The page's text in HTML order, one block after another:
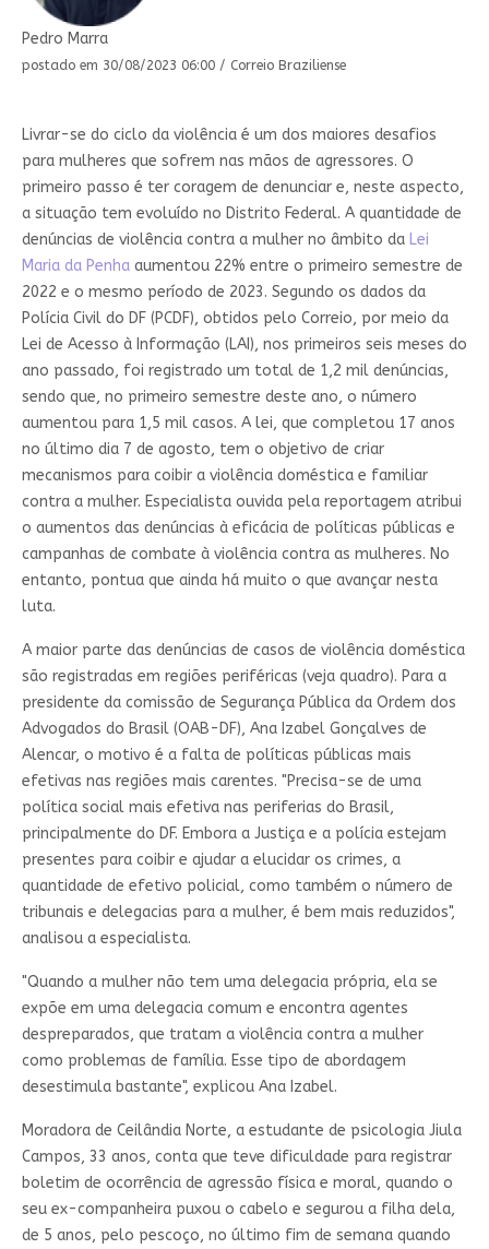
Pedro Marra
postado em 30/08/2023 06:00 / Correio Braziliense
Livrar-se do ciclo da violência é um dos maiores desafios
para mulheres que sofrem nas mãos de agressores. O
primeiro passo é ter coragem de denunciar e, neste aspecto,
a situação tem evoluído no Distrito Federal. A quantidade de
denúncias de violência contra a mulher no âmbito daLei
Maria da Penhaaumentou 22% entre o primeiro semestre de
2022 e o mesmo período de 2023. Segundo os dados da
Polícia Civil do DF (PCDF), obtidos pelo Correio, por meio da
Lei de Acesso à Informação (LAI), nos primeiros seis meses do
ano passado, foi registrado um total de 1,2 mil denúncias,
sendo que, no primeiro semestre deste ano, o número
aumentou para 1,5 mil casos. A lei, que completou 17 anos
no último dia 7 de agosto, tem o objetivo de criar
mecanismos para coibir a violência doméstica e familiar
contra a mulher. Especialista ouvida pela reportagem atribui
o aumentos das denúncias à eficácia de políticas públicas e
campanhas de combate à violência contra as mulheres. No
entanto, pontua que ainda há muito o que avançar nesta
luta.
A maior parte das denúncias de casos de violência doméstica
são registradas em regiões periféricas (veja quadro). Para a
presidente da comissão de Segurança Pública da Ordem dos
Advogados do Brasil (OAB-DF), Ana Izabel Gonçalves de
Alencar, o motivo é a falta de políticas públicas mais
efetivas nas regiões mais carentes. "Precisa-se de uma
política social mais efetiva nas periferias do Brasil,
principalmente do DF. Embora a Justiça e a polícia estejam
presentes para coibir e ajudar a elucidar os crimes, a
quantidade de efetivo policial, como também o número de
tribunais e delegacias para a mulher, é bem mais reduzidos",
analisou a especialista.
"Quando a mulher não tem uma delegacia própria, ela se
expõe em uma delegacia comum e encontra agentes
despreparados, que tratam a violência contra a mulher
como problemas de família. Esse tipo de abordagem
desestimula bastante", explicou Ana Izabel.
Moradora de Ceilândia Norte, a estudante de psicologia Jiula
Campos, 33 anos, conta que teve dificuldade para registrar
boletim de ocorrência de agressão física e moral, quando o
seu ex-companheira puxou o cabelo e segurou a filha dela,
de 5 anos, pelo pescoço, no último fim de semana quando